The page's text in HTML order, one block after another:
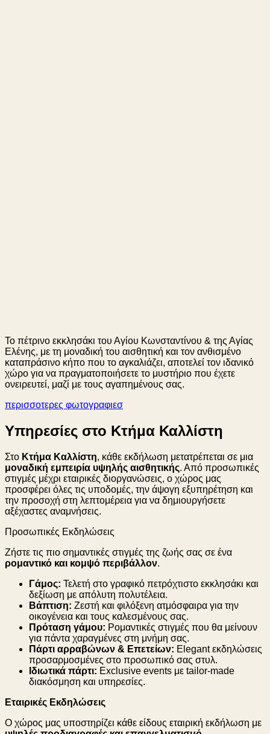
Το πέτρινο εκκλησάκι του Αγίου Κωνσταντίνου & της Αγίας
Ελένης, με τη μοναδική του αισθητική και τον ανθισμένο
καταπράσινο κήπο που το αγκαλιάζει, αποτελεί τον ιδανικό
χώρο για να πραγματοποιήσετε το μυστήριο που έχετε
ονειρευτεί, μαζί με τους αγαπημένους σας.
περισσοτερες φωτογραφιεσ
Υπηρεσίες στο Κτήμα Καλλίστη
Στο Κτήμα Καλλίστη, κάθε εκδήλωση μετατρέπεται σε μια
μοναδική εμπειρία υψηλής αισθητικής. Από προσωπικές
στιγμές μέχρι εταιρικές διοργανώσεις, ο χώρος μας
προσφέρει όλες τις υποδομές, την άψογη εξυπηρέτηση και
την προσοχή στη λεπτομέρεια για να δημιουργήσετε
αξέχαστες αναμνήσεις.
Προσωπικές Εκδηλώσεις
Ζήστε τις πιο σημαντικές στιγμές της ζωής σας σε ένα
ρομαντικό και κομψό περιβάλλον.
Γάμος: Τελετή στο γραφικό πετρόχτιστο εκκλησάκι και
δεξίωση με απόλυτη πολυτέλεια.
Βάπτιση: Ζεστή και φιλόξενη ατμόσφαιρα για την
οικογένεια και τους καλεσμένους σας.
Πρόταση γάμου: Ρομαντικές στιγμές που θα μείνουν
για πάντα χαραγμένες στη μνήμη σας.
Πάρτι αρραβώνων & Επετείων: Elegant εκδηλώσεις
προσαρμοσμένες στο προσωπικό σας στυλ.
Ιδιωτικά πάρτι: Exclusive events με tailor-made
διακόσμηση και υπηρεσίες.
Εταιρικές Εκδηλώσεις
Ο χώρος μας υποστηρίζει κάθε είδους εταιρική εκδήλωση με